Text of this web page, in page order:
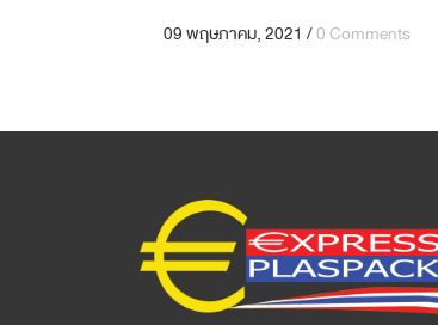
09 พฤษภาคม, 2021 /0 Comments